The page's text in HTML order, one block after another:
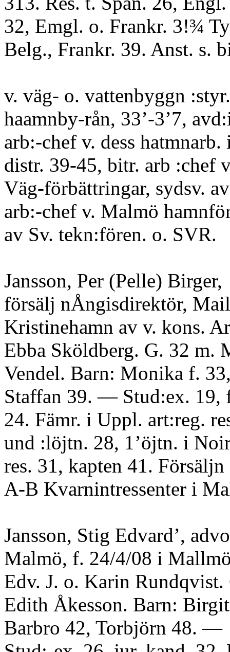
32, Emgl. o. Frankr. 3!¾
Belg., Frankr. 39. Anst. s.
v. väg- o. vattenbyggn
haamnby-rån, 33’-3’7,
arb:-chef v. dess hatmnarb.
distr. 39-45, bitr. arb :chef
Väg-förbättringar, sydsv.
arb:-chef v. Malmö
av Sv. tekn:fören. o. SVR.
Jansson, Per (Pelle) Birger,
försälj nÅngisdirektör,
Kristinehamn av v. kons.
Ebba Sköldberg. G. 32 m.
Vendel. Barn: Monika f.
Staffan 39. — Stud:ex. 19,
24. Fämr. i Uppl. art:reg.
und :löjtn. 28, 1’öjtn. i
res. 31, kapten 41.
A-B Kvarnintressenter i
Jansson, Stig Edvard’,
Malmö, f. 24/4/08 i
Edv. J. o. Karin
Edith Åkesson. Barn:
Barbro 42, Torbjörn 48. —